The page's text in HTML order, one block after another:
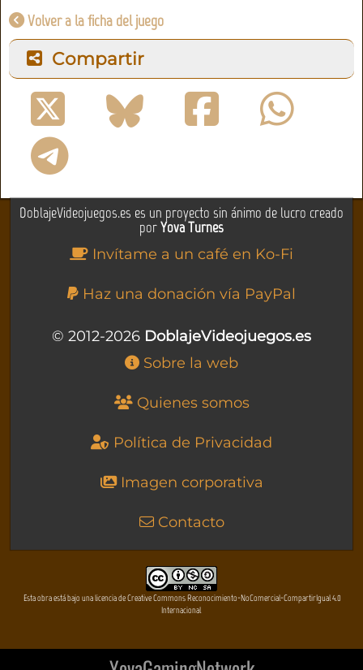
Volver a la ficha del juego
Compartir
DoblajeVideojuegos.es es un proyecto sin ánimo de lucro creado
porYova Turnes
Invítame a un café en Ko-Fi
Haz una donación vía PayPal
© 2012-2026 DoblajeVideojuegos.es
Sobre la web
Quienes somos
Política de Privacidad
Imagen corporativa
Contacto
Esta obra está bajo una licencia de Creative Commons Reconocimiento-NoComercial-CompartirIgual 4.0
Internacional